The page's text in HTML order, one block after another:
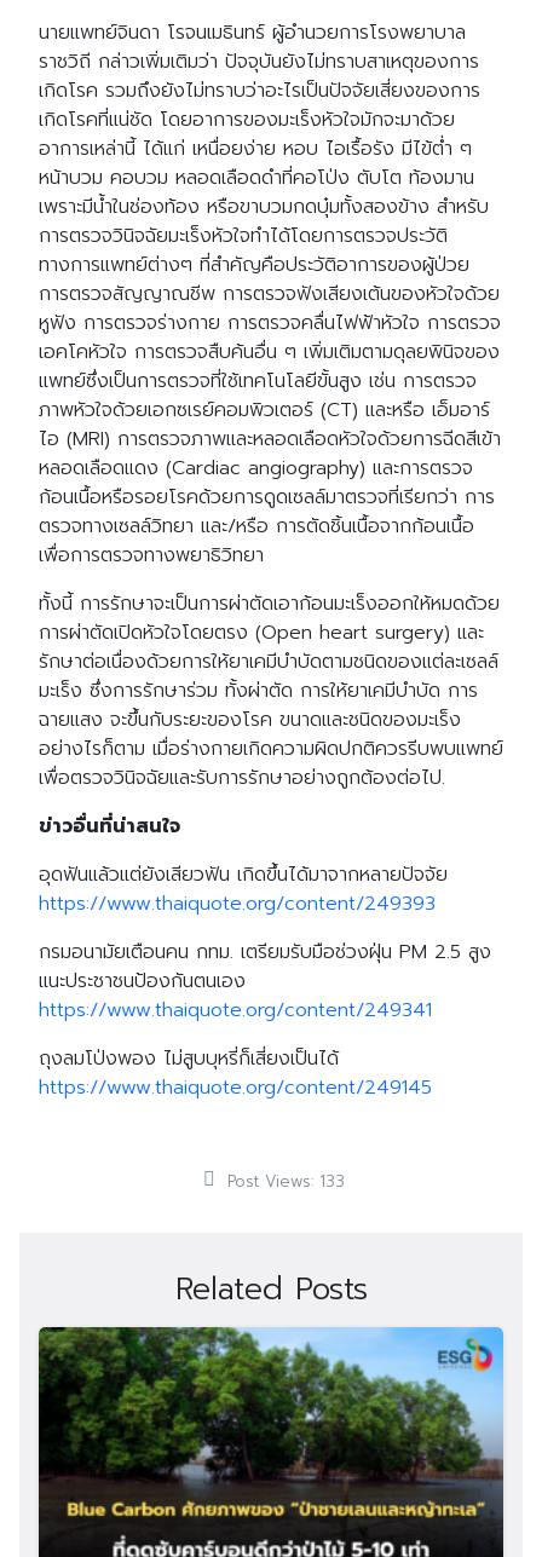
นายแพทย์จินดา โรจนเมธินทร์ ผู้อำนวยการโรงพยาบาล
ราชวิถี กล่าวเพิ่มเติมว่า ปัจจุบันยังไม่ทราบสาเหตุของการ
เกิดโรค รวมถึงยังไม่ทราบว่าอะไรเป็นปัจจัยเสี่ยงของการ
เกิดโรคที่แน่ชัด โดยอาการของมะเร็งหัวใจมักจะมาด้วย
อาการเหล่านี้ ได้แก่ เหนื่อยง่าย หอบ ไอเรื้อรัง มีไข้ต่ำ ๆ
หน้าบวม คอบวม หลอดเลือดดำที่คอโป่ง ตับโต ท้องมาน
เพราะมีน้ำในช่องท้อง หรือขาบวมกดบุ๋มทั้งสองข้าง สำหรับ
การตรวจวินิจฉัยมะเร็งหัวใจทำได้โดยการตรวจประวัติ
ทางการแพทย์ต่างๆ ที่สำคัญคือประวัติอาการของผู้ป่วย
การตรวจสัญญาณชีพ การตรวจฟังเสียงเต้นของหัวใจด้วย
หูฟัง การตรวจร่างกาย การตรวจคลื่นไฟฟ้าหัวใจ การตรวจ
เอคโคหัวใจ การตรวจสืบค้นอื่น ๆ เพิ่มเติมตามดุลยพินิจของ
แพทย์ซึ่งเป็นการตรวจที่ใช้เทคโนโลยีขั้นสูง เช่น การตรวจ
ภาพหัวใจด้วยเอกซเรย์คอมพิวเตอร์ (CT) และหรือ เอ็มอาร์
ไอ (MRI) การตรวจภาพและหลอดเลือดหัวใจด้วยการฉีดสีเข้า
หลอดเลือดแดง (Cardiac angiography) และการตรวจ
ก้อนเนื้อหรือรอยโรคด้วยการดูดเซลล์มาตรวจที่เรียกว่า การ
ตรวจทางเซลล์วิทยา และ/หรือ การตัดชิ้นเนื้อจากก้อนเนื้อ
เพื่อการตรวจทางพยาธิวิทยา
ทั้งนี้ การรักษาจะเป็นการผ่าตัดเอาก้อนมะเร็งออกให้หมดด้วย
การผ่าตัดเปิดหัวใจโดยตรง (Open heart surgery) และ
รักษาต่อเนื่องด้วยการให้ยาเคมีบำบัดตามชนิดของแต่ละเซลล์
มะเร็ง ซึ่งการรักษาร่วม ทั้งผ่าตัด การให้ยาเคมีบำบัด การ
ฉายแสง จะขึ้นกับระยะของโรค ขนาดและชนิดของมะเร็ง
อย่างไรก็ตาม เมื่อร่างกายเกิดความผิดปกติควรรีบพบแพทย์
เพื่อตรวจวินิจฉัยและรับการรักษาอย่างถูกต้องต่อไป.
ข่าวอื่นที่น่าสนใจ
อุดฟันแล้วแต่ยังเสียวฟัน เกิดขึ้นได้มาจากหลายปัจจัย
https://www.thaiquote.org/content/249393
กรมอนามัยเตือนคน กทม. เตรียมรับมือช่วงฝุ่น PM 2.5 สูง
แนะประชาชนป้องกันตนเอง
https://www.thaiquote.org/content/249341
ถุงลมโป่งพอง ไม่สูบบุหรี่ก็เสี่ยงเป็นได้
https://www.thaiquote.org/content/249145
Post Views: 133
Related Posts